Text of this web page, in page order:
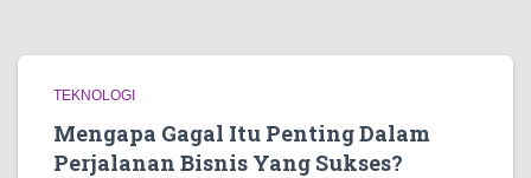
TEKNOLOGI
Mengapa Gagal Itu Penting Dalam
Perjalanan Bisnis Yang Sukses?